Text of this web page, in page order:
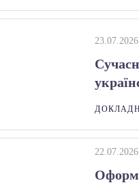
23.07.2026
22.07.2026